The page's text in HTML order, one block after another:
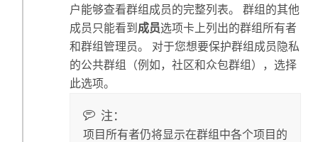
户能够查看群组成员的完整列表。 群组的其他
成员只能看到 成员选项卡上列出的群组所有者
和群组管理员。 对于您想要保护群组成员隐私
的公共群组（例如，社区和众包群组），选择
此选项。
注：
项目所有者仍将显示在群组中各个项目的